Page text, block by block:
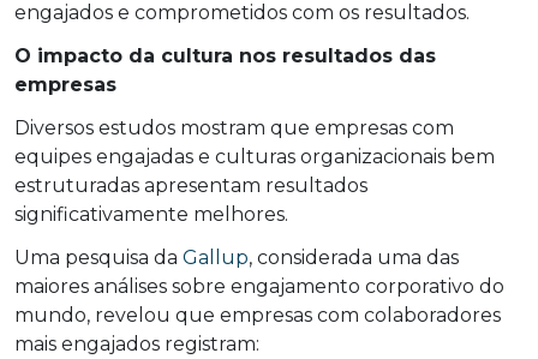
engajados e comprometidos com os resultados.
O impacto da cultura nos resultados das
empresas
Diversos estudos mostram que empresas com
equipes engajadas e culturas organizacionais bem
estruturadas apresentam resultados
significativamente melhores.
Uma pesquisa da Gallup, considerada uma das
maiores análises sobre engajamento corporativo do
mundo, revelou que empresas com colaboradores
mais engajados registram: